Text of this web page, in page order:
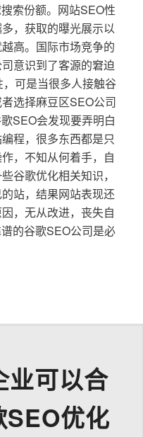
索份额。网站SEO性
，获取的曝光展示以
高。国际市场竞争的
意识到了客源的窘迫
可是当很多人接触谷
选择麻豆区SEO公司
SEO会发现要弄明白
程，很多东西都是只
，不知从何着手，自
谷歌优化相关知识，
站，结果网站表现还
，无从改进，丧失自
的谷歌SEO公司是必
业可以合
优化